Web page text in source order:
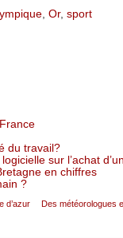
, Or, sport
du travail?
sur l’achat
en chiffres
?
d’azur Des météorologues